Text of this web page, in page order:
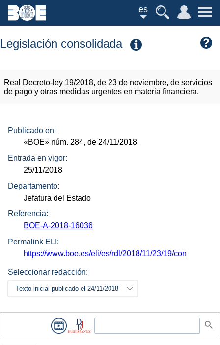
es
Legislación consolidada
Real Decreto-ley 19/2018, de 23 de noviembre, de servicios
de pago y otras medidas urgentes en materia financiera.
Publicado en:
«BOE» núm. 284, de 24/11/2018.
Entrada en vigor:
25/11/2018
Departamento:
Jefatura del Estado
Referencia:
BOE-A-2018-16036
Permalink ELI:
https://www.boe.es/eli/es/rdl/2018/11/23/19/con
Seleccionar redacción:
Texto inicial publicado el 24/11/2018